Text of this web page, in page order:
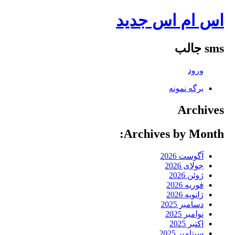
اس ام اس جدید
sms جالب
ورود
برگه نمونه
Archives
Archives by Month:
آگوست 2026
جولای 2026
ژوئن 2026
فوریه 2026
ژانویه 2026
دسامبر 2025
نوامبر 2025
اکتبر 2025
سپتامبر 2025